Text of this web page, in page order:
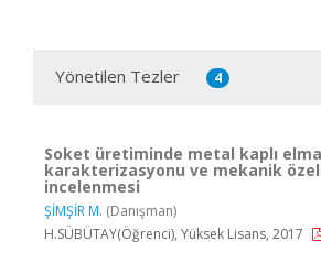
Yönetilen Tezler 4
Soket üretiminde metal kaplı
karakterizasyonu ve mekanik
incelenmesi
ŞİMŞİR M. (Danışman)
H.SÜBÜTAY(Öğrenci), Yüksek Lisans, 2017